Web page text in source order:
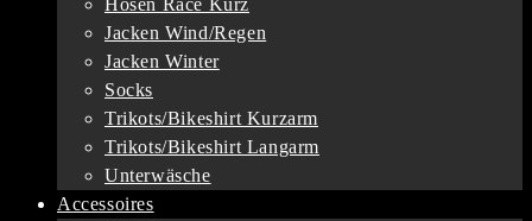
Hosen Race Kurz
Jacken Wind/Regen
Jacken Winter
Socks
Trikots/Bikeshirt Kurzarm
Trikots/Bikeshirt Langarm
Unterwäsche
Accessoires